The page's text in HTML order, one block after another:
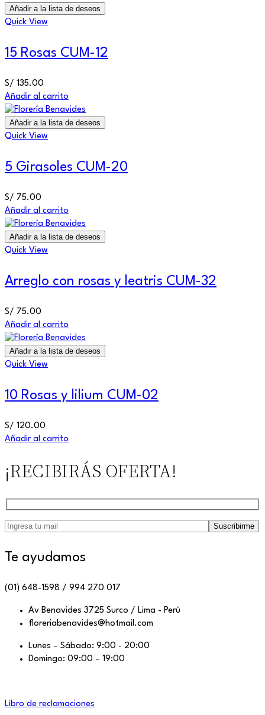
Añadir a la lista de deseos
Quick View
15 Rosas CUM-12
S/ 135.00
Añadir al carrito
Añadir a la lista de deseos
Quick View
5 Girasoles CUM-20
S/ 75.00
Añadir al carrito
Añadir a la lista de deseos
Quick View
Arreglo con rosas y leatris CUM-32
S/ 75.00
Añadir al carrito
Añadir a la lista de deseos
Quick View
10 Rosas y lilium CUM-02
S/ 120.00
Añadir al carrito
¡RECIBIRÁS OFERTA!
Te ayudamos
(01) 648-1598 / 994 270 017
Av Benavides 3725 Surco / Lima - Perú
floreriabenavides@hotmail.com
Lunes – Sábado: 9:00 - 20:00
Domingo: 09:00 – 19:00
Libro de reclamaciones